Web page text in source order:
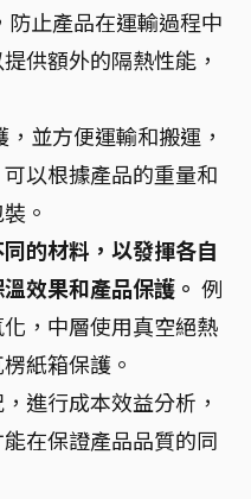
防止產品在運輸過程中
供額外的隔熱性能，
並方便運輸和搬運，
以根據產品的重量和
。
的材料，以發揮各自
效果和產品保護。 例
，中層使用真空絕熱
紙箱保護。
進行成本效益分析，
在保證產品品質的同